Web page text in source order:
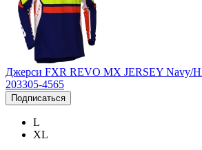
Джерси FXR REVO MX JERSEY Navy/
203305-4565
Подписаться
L
XL